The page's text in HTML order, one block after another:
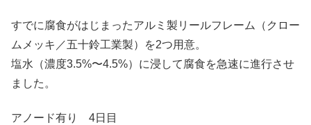
すでに腐食がはじまったアルミ製リールフレーム（クロー
ムメッキ／五十鈴工業製）を2つ用意。
塩水（濃度3.5%〜4.5%）に浸して腐食を急速に進行させ
ました。
アノード有り 4日目